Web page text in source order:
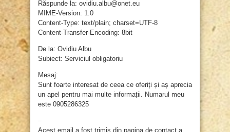
Răspunde la: ovidiu.albu@onet.eu
MIME-Version: 1.0
Content-Type: text/plain; charset=UTF-8
Content-Transfer-Encoding: 8bit
De la: Ovidiu Albu
Subiect: Serviciul obligatoriu
Mesaj:
Sunt foarte interesat de ceea ce oferiți și aș aprecia
un apel pentru mai multe informații. Numarul meu
este 0905286325
–
Acest email a fost trimis din pagina de contact a